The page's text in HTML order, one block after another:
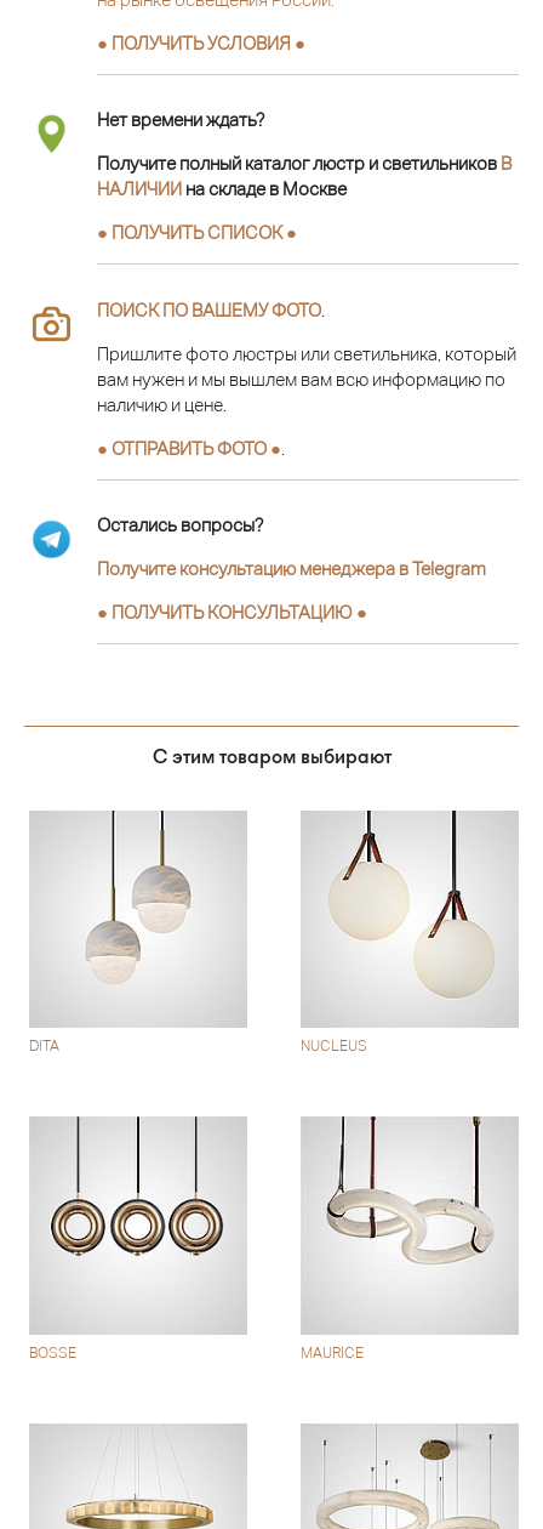
● ПОЛУЧИТЬ УСЛОВИЯ ●
Нет времени ждать?
Получите полный каталог люстр и светильников В
НАЛИЧИИ на складе в Москве
● ПОЛУЧИТЬ СПИСОК ●
ПОИСК ПО ВАШЕМУ ФОТО
Пришлите фото люстры или светильника, который
вам нужен и мы вышлем вам всю информацию по
наличию и цене.
● ОТПРАВИТЬ ФОТО ●
Остались вопросы?
Получите консультацию менеджера в Telegram
● ПОЛУЧИТЬ КОНСУЛЬТАЦИЮ ●
С этим товаром выбирают
DITA NUCLEUS
BOSSE MAURICE